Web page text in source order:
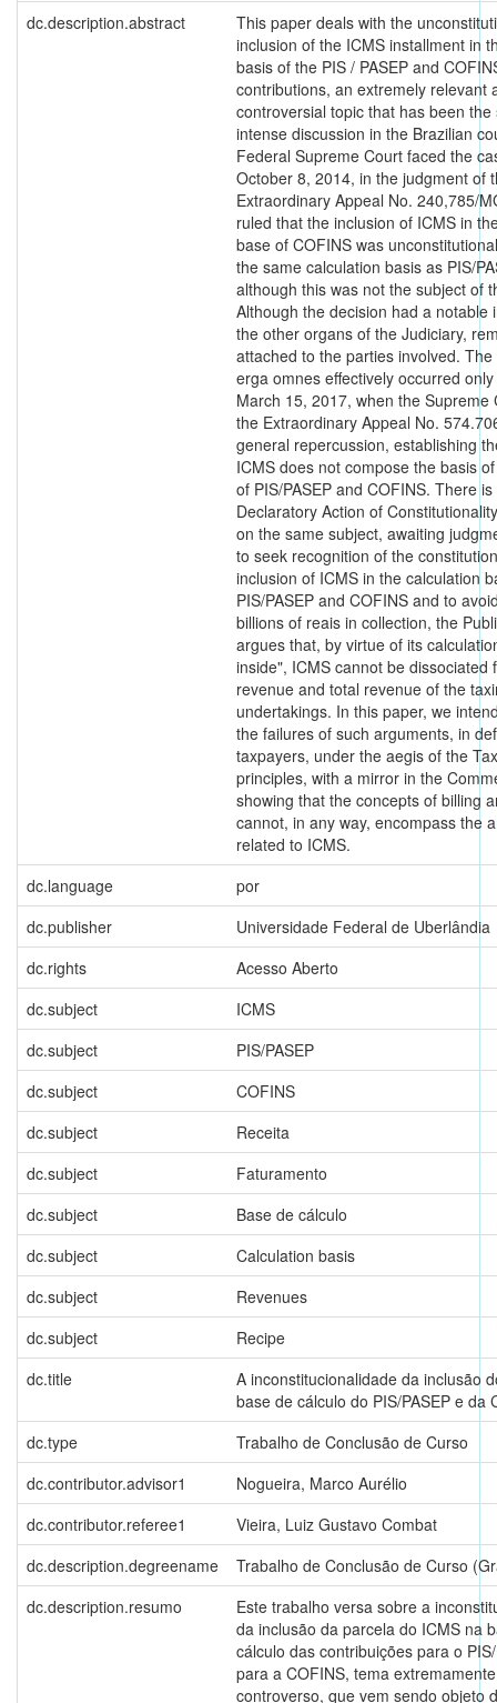
dc.description.abstract
This paper deals with the
inclusion of the ICMS installment in
basis of the PIS / PASEP and
contributions, an extremely relevant
controversial topic that has been the
intense discussion in the Brazilian
Federal Supreme Court faced the
October 8, 2014, in the judgment of
Extraordinary Appeal No. 240,785/
ruled that the inclusion of ICMS in
base of COFINS was
the same calculation basis as PIS/
although this was not the subject of
Although the decision had a notable
the other organs of the Judiciary,
attached to the parties involved. The
erga omnes effectively occurred
March 15, 2017, when the Supreme
the Extraordinary Appeal No.
general repercussion, establishing
ICMS does not compose the basis
of PIS/PASEP and COFINS. There
Declaratory Action of
on the same subject, awaiting
to seek recognition of the
inclusion of ICMS in the calculation
PIS/PASEP and COFINS and to
billions of reais in collection, the
argues that, by virtue of its
inside", ICMS cannot be dissociated
revenue and total revenue of the
undertakings. In this paper, we
the failures of such arguments, in
taxpayers, under the aegis of the
principles, with a mirror in the
showing that the concepts of billing
cannot, in any way, encompass the
related to ICMS.
dc.language
por
dc.publisher
Universidade Federal de Uberlândia
dc.rights
Acesso Aberto
dc.subject
ICMS
dc.subject
PIS/PASEP
dc.subject
COFINS
dc.subject
Receita
dc.subject
Faturamento
dc.subject
Base de cálculo
dc.subject
Calculation basis
dc.subject
Revenues
dc.subject
Recipe
dc.title
A inconstitucionalidade da inclusão
base de cálculo do PIS/PASEP e da
dc.type
Trabalho de Conclusão de Curso
dc.contributor.advisor1
Nogueira, Marco Aurélio
dc.contributor.referee1
Vieira, Luiz Gustavo Combat
dc.description.degreename
Trabalho de Conclusão de Curso
dc.description.resumo
Este trabalho versa sobre a
da inclusão da parcela do ICMS na
cálculo das contribuições para o
para a COFINS, tema
controverso, que vem sendo objeto